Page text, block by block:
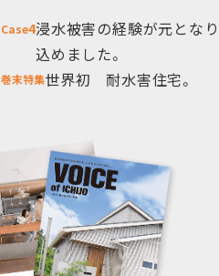
Case4浸水被害の経験が元とな
込めました。
巻末特集世界初 耐水害住宅。